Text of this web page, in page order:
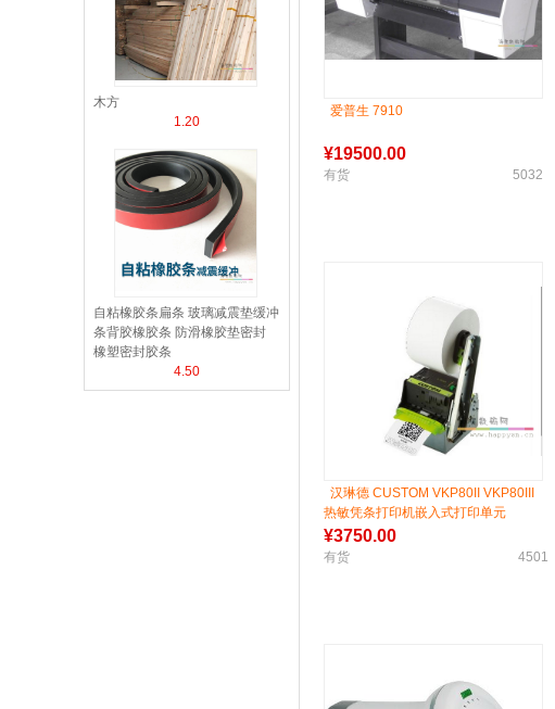
木方
1.20
自粘橡胶条扁条 玻璃减震垫缓冲
条背胶橡胶条 防滑橡胶垫密封
橡塑密封胶条
4.50
爱普生 7910
¥19500.00
有货 5032
汉琳德 CUSTOM VKP80II VKP80III
热敏凭条打印机嵌入式打印单元
¥3750.00
有货 4501